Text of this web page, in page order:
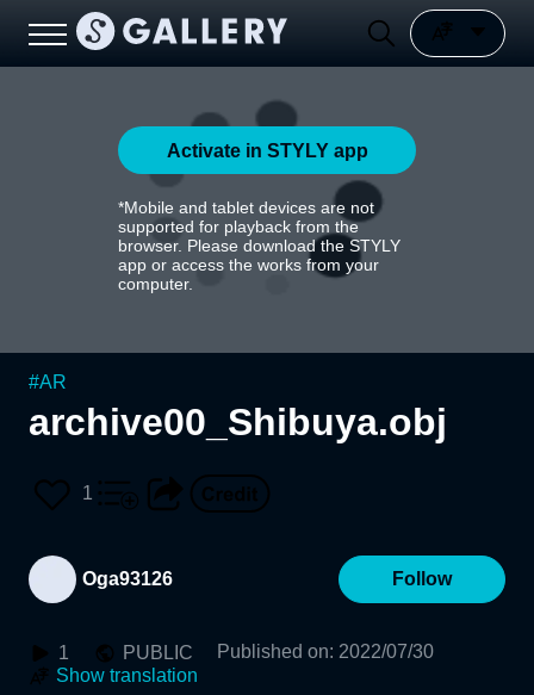
Activate in STYLY app
*Mobile and tablet devices are not
supported for playback from the
browser. Please download the STYLY
app or access the works from your
computer.
#AR
archive00_Shibuya.obj
1
Oga93126 Follow
1 PUBLIC Published on: 2022/07/30
Show translation